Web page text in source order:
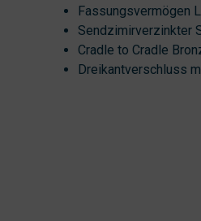
Fassungsvermögen
Sendzimirverzinkter
Cradle to Cradle
Dreikantverschluss